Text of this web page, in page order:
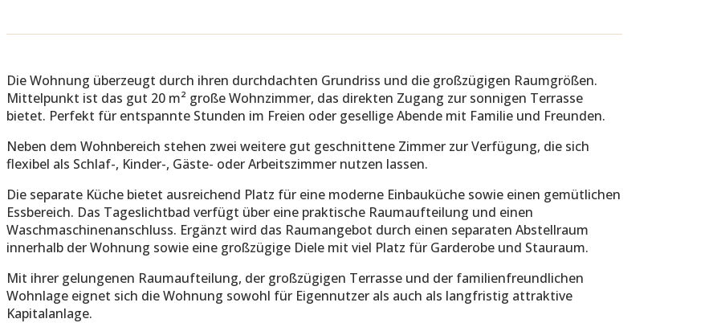
Die Wohnung überzeugt durch ihren durchdachten Grundriss und die großzügigen Raumgrößen.
Mittelpunkt ist das gut 20 m² große Wohnzimmer, das direkten Zugang zur sonnigen Terrasse
bietet. Perfekt für entspannte Stunden im Freien oder gesellige Abende mit Familie und Freunden.
Neben dem Wohnbereich stehen zwei weitere gut geschnittene Zimmer zur Verfügung, die sich
flexibel als Schlaf-, Kinder-, Gäste- oder Arbeitszimmer nutzen lassen.
Die separate Küche bietet ausreichend Platz für eine moderne Einbauküche sowie einen gemütlichen
Essbereich. Das Tageslichtbad verfügt über eine praktische Raumaufteilung und einen
Waschmaschinenanschluss. Ergänzt wird das Raumangebot durch einen separaten Abstellraum
innerhalb der Wohnung sowie eine großzügige Diele mit viel Platz für Garderobe und Stauraum.
Mit ihrer gelungenen Raumaufteilung, der großzügigen Terrasse und der familienfreundlichen
Wohnlage eignet sich die Wohnung sowohl für Eigennutzer als auch als langfristig attraktive
Kapitalanlage.